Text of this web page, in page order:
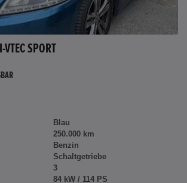
VTEC SPORT
Blau
250.000 km
Benzin
Schaltgetriebe
3
84 kW / 114 PS